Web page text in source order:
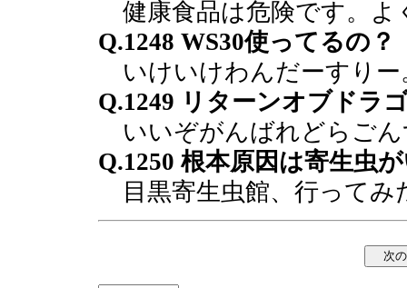
健康食品は危険です。よ
Q.1248 WS30使ってるの？
いけいけわんだーすりー
Q.1249 リターンオブドラ
いいぞがんばれどらごん
Q.1250 根本原因は寄生虫
目黒寄生虫館、行ってみ